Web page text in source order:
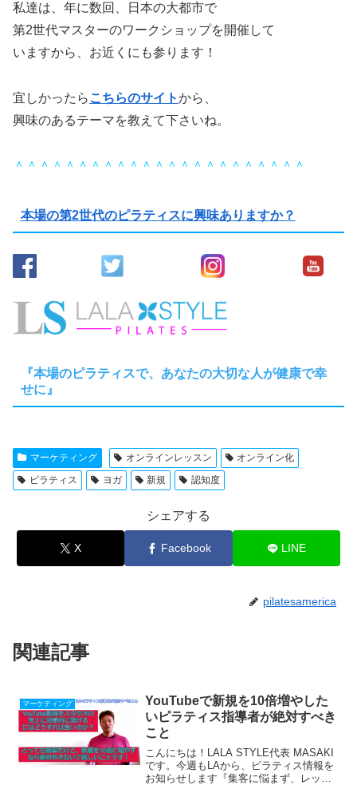
私達は、年に数回、日本の大都市で
第2世代マスターのワークショップを開催して
いますから、お近くにも参ります！
宜しかったら こちらのサイトから、
興味のあるテーマを教えて下さいね。
＾＾＾＾＾＾＾＾＾＾＾＾＾＾＾＾＾＾＾＾＾＾＾
本場の第2世代のピラティスに興味ありますか？
『本場のピラティスで、あなたの大切な人が健康で幸
せに』
マーケティング オンラインレッスン
オンライン化
ピラティス
ヨガ 新規 認知度
シェアする
X Facebook LINE
pilatesamerica
関連記事
マーケティング
YouTubeで新規を10倍増やした
いピラティス指導者が絶対すべき
こと
こんにちは！LALA STYLE代表 MASAKI
です。今週もLAから、ピラティス情報を
お知らせします『集客に悩まず、レッス